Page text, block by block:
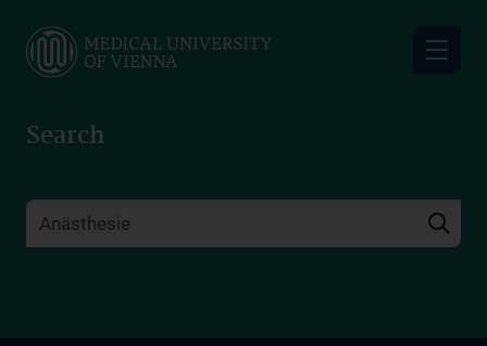
main
Search